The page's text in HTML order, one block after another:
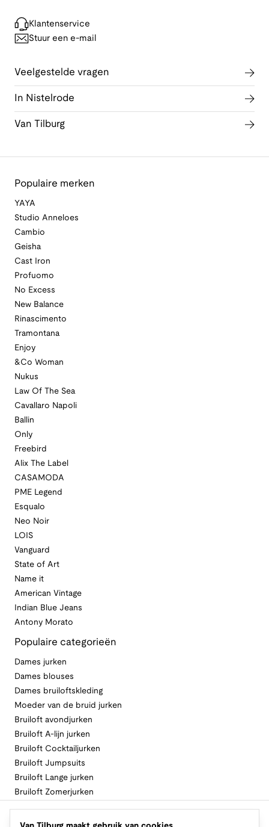
Klantenservice
Stuur een e-mail
Veelgestelde vragen
In Nistelrode
Van Tilburg
Populaire merken
YAYA
Studio Anneloes
Cambio
Geisha
Cast Iron
Profuomo
No Excess
New Balance
Rinascimento
Tramontana
Enjoy
&Co Woman
Nukus
Law Of The Sea
Cavallaro Napoli
Ballin
Only
Freebird
Alix The Label
CASAMODA
PME Legend
Esqualo
Neo Noir
LOIS
Vanguard
State of Art
Name it
American Vintage
Indian Blue Jeans
Antony Morato
Populaire categorieën
Dames jurken
Dames blouses
Dames bruiloftskleding
Moeder van de bruid jurken
Bruiloft avondjurken
Bruiloft A-lijn jurken
Bruiloft Cocktailjurken
Bruiloft Jumpsuits
Bruiloft Lange jurken
Bruiloft Zomerjurken
Volg Van Tilburg